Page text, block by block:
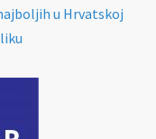
u Hrvatskoj